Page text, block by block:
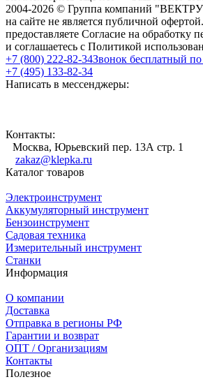
2004-2026 © Группа компаний
на сайте не является публичной
предоставляете Согласие на обработку
и соглашаетесь с Политикой
+7 (800) 222-82-34Звонок бесплатный
+7 (495) 133-82-34
Написать в мессенджеры:
Контакты:
Москва, Юрьевский пер. 13А стр. 1
zakaz@klepka.ru
Каталог товаров
Электроинструмент
Аккумуляторный инструмент
Бензоинструмент
Садовая техника
Измерительный инструмент
Станки
Информация
О компании
Доставка
Отправка в регионы РФ
Гарантии и возврат
ОПТ / Организациям
Контакты
Полезное